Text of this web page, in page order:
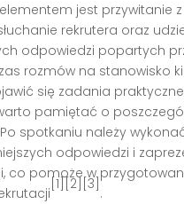
jest przywitanie
rekrutera oraz
odpowiedzi popartych
rozmów na stanowisko
się zadania
pamiętać o
spotkaniu należy
odpowiedzi i
co pomoże w
[1][2][3]
.